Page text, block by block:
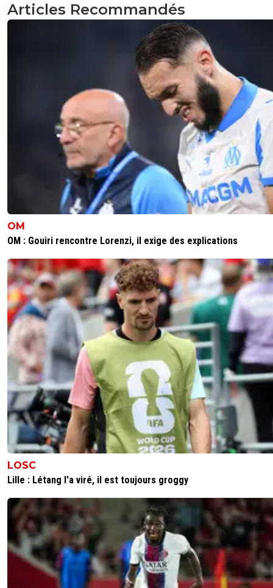
Articles Recommandés
OM
OM : Gouiri rencontre Lorenzi, il exige des explications
LOSC
Lille : Létang l'a viré, il est toujours groggy